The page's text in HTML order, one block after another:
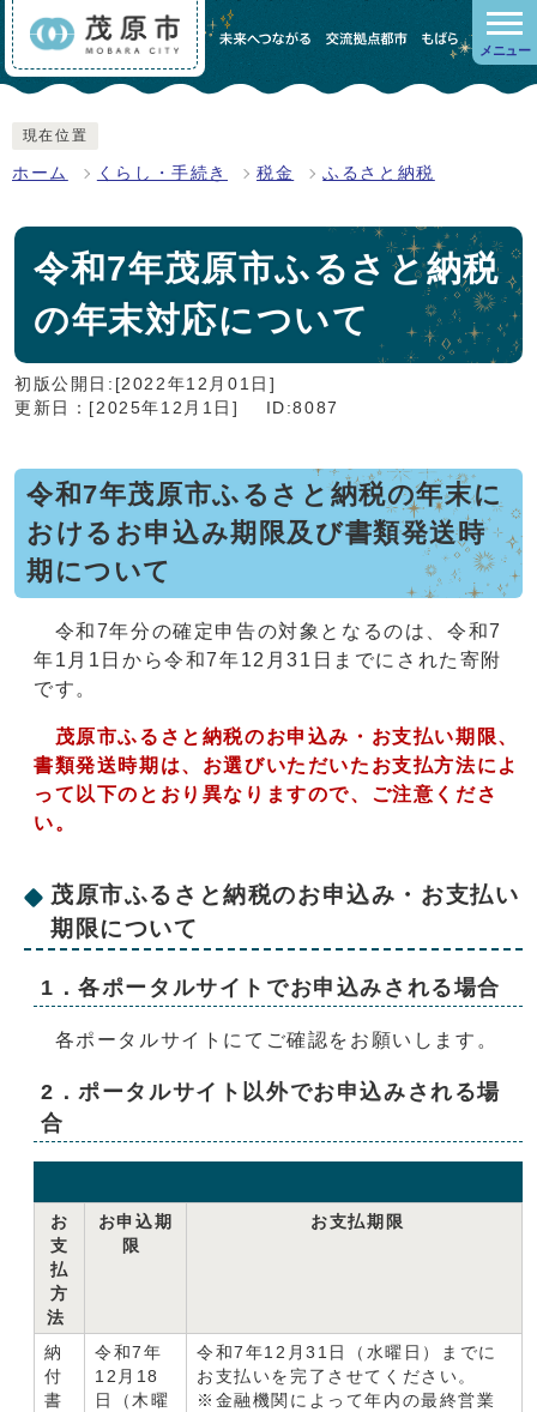
メニュー
現在位置
ホーム くらし・手続き 税金 ふるさと納税
令和7年茂原市ふるさと納税
の年末対応について
初版公開日:[2022年12月01日]
更新日：[2025年12月1日]
ID:8087
令和7年茂原市ふるさと納税の年末に
おけるお申込み期限及び書類発送時
期について
令和7年分の確定申告の対象となるのは、令和7
年1月1日から令和7年12月31日までにされた寄附
です。
茂原市ふるさと納税のお申込み・お支払い期限、
書類発送時期は、お選びいただいたお支払方法によ
って以下のとおり異なりますので、ご注意くださ
い。
茂原市ふるさと納税のお申込み・お支払い
期限について
1．各ポータルサイトでお申込みされる場合
各ポータルサイトにてご確認をお願いします。
2．ポータルサイト以外でお申込みされる場
合
お
支
払
方
法
お申込期
限
お支払期限
納
付
書
令和7年
12月18
日（木曜
令和7年12月31日（水曜日）までに
お支払いを完了させてください。
※金融機関によって年内の最終営業